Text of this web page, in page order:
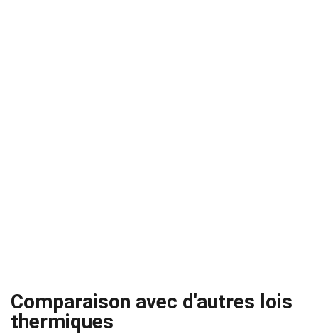
Comparaison avec d'autres lois
thermiques